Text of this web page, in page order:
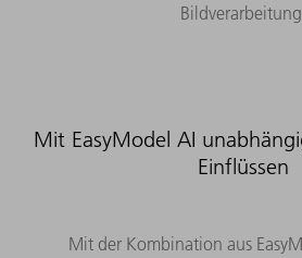
Mit EasyModel AI
Einflüssen
Mit der Kombination aus